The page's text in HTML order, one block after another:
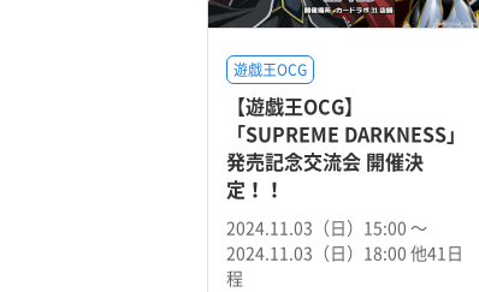
遊戯王OCG
【遊戯王OCG】
「SUPREME DARKNESS」
発売記念交流会 開催決
定！！
2024.11.03（日）15:00 〜
2024.11.03（日）18:00 他41日
程